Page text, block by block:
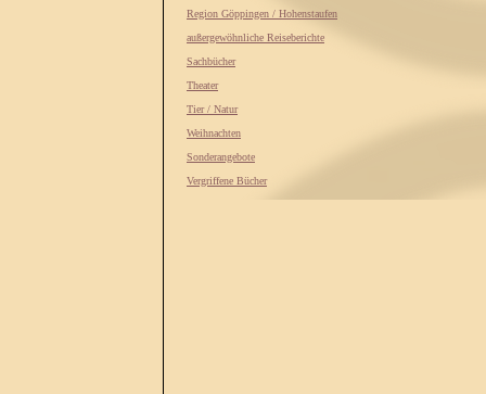
Region Göppingen / Hohenstaufen
außergewöhnliche Reiseberichte
Sachbücher
Theater
Tier / Natur
Weihnachten
Sonderangebote
Vergriffene Bücher